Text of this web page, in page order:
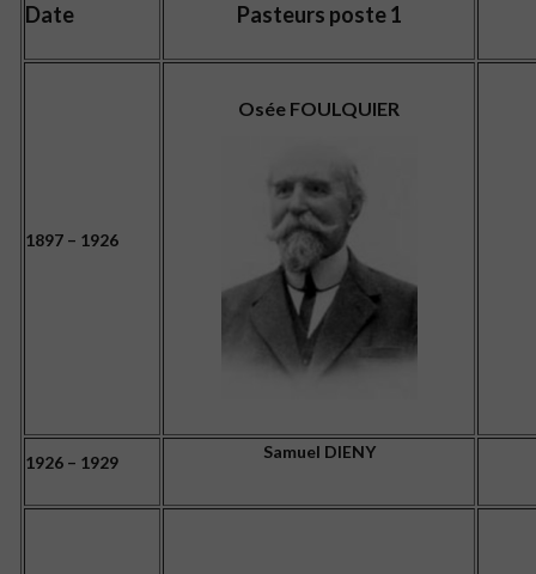
Date Pasteurs poste 1
1897 – 1926
Osée FOULQUIER
1926 – 1929
Samuel DIENY